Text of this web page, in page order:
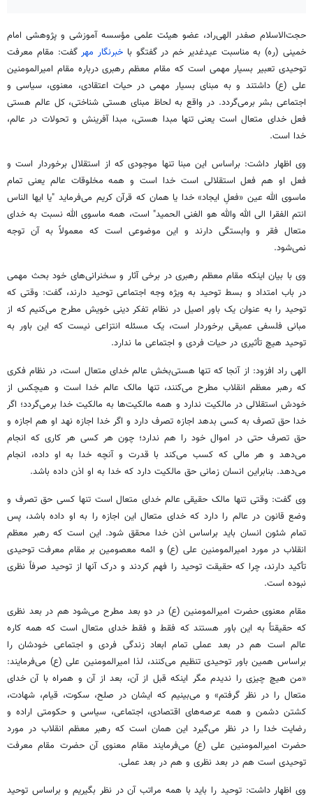
حجت‌الاسلام صفدر الهی‌راد، عضو هیئت علمی مؤسسه آموزشی و پژوهشی امام
خمینی (ره) به مناسبت عیدغدیر خم در گفتگو با خبرنگار مهرگفت: مقام معرفت
توحیدی تعبیر بسیار مهمی است که مقام معظم رهبری درباره مقام امیرالمومنین
علی (ع) داشتند و به مبنای بسیار مهمی در حیات اعتقادی، معنوی، سیاسی و
اجتماعی بشر برمی‌گردد. در واقع به لحاظ مبنای هستی شناختی، کل عالم هستی
فعل خدای متعال است یعنی تنها مبدا هستی، مبدا آفرینش و تحولات در عالم،
خدا است.
وی اظهار داشت: براساس این مبنا تنها موجودی که از استقلال برخوردار است و
فعل او هم فعل استقلالی است خدا است و همه مخلوقات عالم یعنی تمام
ماسوی الله عین «فعلِ ایجاد» خدا یا همان که قرآن کریم می‌فرماید "یا ایها الناس
انتم الفقرا الی الله والله هو الغنی الحمید" است، همه ماسوی الله نسبت به خدای
متعال فقر و وابستگی دارند و این موضوعی است که معمولاً به آن توجه
نمی‌شود.
وی با بیان اینکه مقام معظم رهبری در برخی آثار و سخنرانی‌های خود بحث مهمی
در باب امتداد و بسط توحید به ویژه وجه اجتماعی توحید دارند، گفت: وقتی که
توحید را به عنوان یک باور اصیل در نظام تفکر دینی خویش مطرح می‌کنیم که از
مبانی فلسفی عمیقی برخوردار است، یک مسئله انتزاعی نیست که این باور به
توحید هیچ تأثیری در حیات فردی و اجتماعی ما ندارد.
الهی راد افزود: از آنجا که تنها هستی‌بخش عالم خدای متعال است، در نظام فکری
که رهبر معظم انقلاب مطرح می‌کنند، تنها مالک عالم خدا است و هیچکس از
خودش استقلالی در مالکیت ندارد و همه مالکیت‌ها به مالکیت خدا برمی‌گردد؛ اگر
خدا حق تصرف به کسی بدهد اجازه تصرف دارد و اگر خدا اجازه نهد او هم اجازه و
حق تصرف حتی در اموال خود را هم ندارد؛ چون هر کسی هر کاری که انجام
می‌دهد و هر مالی که کسب می‌کند با قدرت و آنچه خدا به او داده، انجام
می‌دهد. بنابراین انسان زمانی حق مالکیت دارد که خدا به او اذن داده باشد.
وی گفت: وقتی تنها مالک حقیقی عالم خدای متعال است تنها کسی حق تصرف و
وضع قانون در عالم را دارد که خدای متعال این اجازه را به او داده باشد، پس
تمام شئون انسان باید براساس اذن خدا محقق شود. این است که رهبر معظم
انقلاب در مورد امیرالمومنین علی (ع) و ائمه معصومین بر مقام معرفت توحیدی
تأکید دارند، چرا که حقیقت توحید را فهم کردند و درک آنها از توحید صرفاً نظری
نبوده است.
مقام معنوی حضرت امیرالمومنین (ع) در دو بعد مطرح می‌شود هم در بعد نظری
که حقیقتاً به این باور هستند که فقط و فقط خدای متعال است که همه کاره
عالم است هم در بعد عملی تمام ابعاد زندگی فردی و اجتماعی خودشان را
براساس همین باور توحیدی تنظیم می‌کنند، لذا امیرالمومنین علی (ع) می‌فرمایند:
«من هیچ چیزی را ندیدم مگر اینکه قبل از آن، بعد از آن و همراه با آن خدای
متعال را در نظر گرفتم» و می‌بینیم که ایشان در صلح، سکوت، قیام، شهادت،
کشتن دشمن و همه عرصه‌های اقتصادی، اجتماعی، سیاسی و حکومتی اراده و
رضایت خدا را در نظر می‌گیرد این همان است که رهبر معظم انقلاب در مورد
حضرت امیرالمومنین علی (ع) می‌فرمایند مقام معنوی آن حضرت مقام معرفت
توحیدی است هم در بعد نظری و هم در بعد عملی.
وی اظهار داشت: توحید را باید با همه مراتب آن در نظر بگیریم و براساس توحید